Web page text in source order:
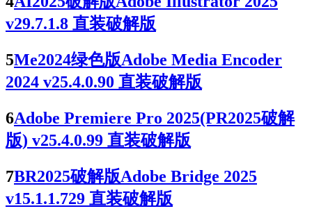
v29.7.1.8 直装破解版
5Me2024绿色版Adobe Media Encoder
2024 v25.4.0.90 直装破解版
6Adobe Premiere Pro 2025(PR2025破解
版) v25.4.0.99 直装破解版
7BR2025破解版Adobe Bridge 2025
v15.1.1.729 直装破解版